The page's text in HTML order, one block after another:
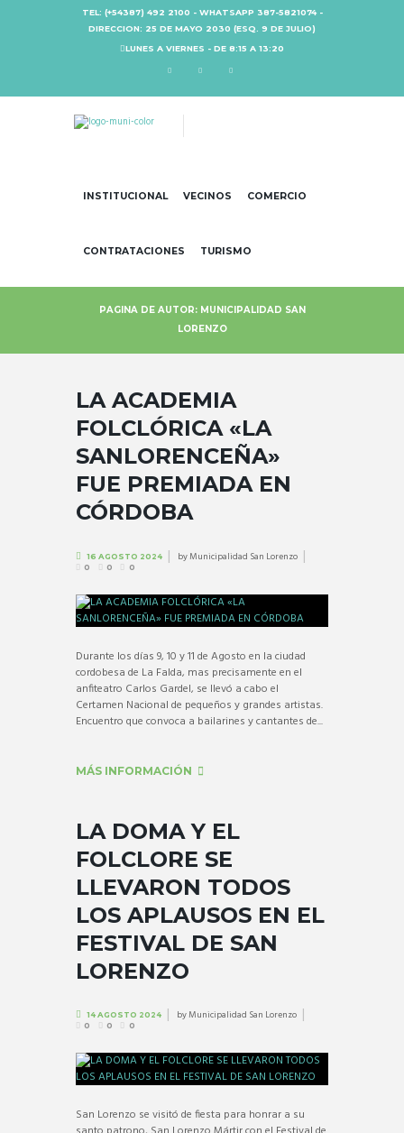
TEL: (+54387) 492 2100 - WHATSAPP 387-5821074 -
DIRECCION: 25 DE MAYO 2030 (ESQ. 9 DE JULIO)
LUNES A VIERNES - DE 8:15 A 13:20
INSTITUCIONAL VECINOS COMERCIO
CONTRATACIONES TURISMO
PAGINA DE AUTOR: MUNICIPALIDAD SAN
LORENZO
LA ACADEMIA
FOLCLÓRICA «LA
SANLORENCEÑA»
FUE PREMIADA EN
CÓRDOBA
16 AGOSTO 2024 byMunicipalidad San Lorenzo
0 0 0
Durante los días 9, 10 y 11 de Agosto en la ciudad
cordobesa de La Falda, mas precisamente en el
anfiteatro Carlos Gardel, se llevó a cabo el
Certamen Nacional de pequeños y grandes artistas.
Encuentro que convoca a bailarines y cantantes de...
MÁS INFORMACIÓN
LA DOMA Y EL
FOLCLORE SE
LLEVARON TODOS
LOS APLAUSOS EN EL
FESTIVAL DE SAN
LORENZO
14 AGOSTO 2024 byMunicipalidad San Lorenzo
0 0 0
San Lorenzo se visitó de fiesta para honrar a su